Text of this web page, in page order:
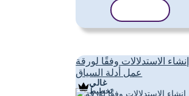
إنشاء الاستدلالات وفقًا لورقة
عمل أدلة السياق
غالي
تَخطِيط